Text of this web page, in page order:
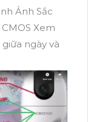
Ảnh Sắc
Xem
ngày và